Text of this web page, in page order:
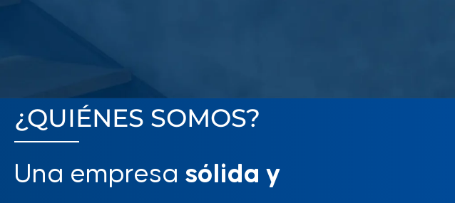
¿QUIÉNES SOMOS?
Una empresa sólida y